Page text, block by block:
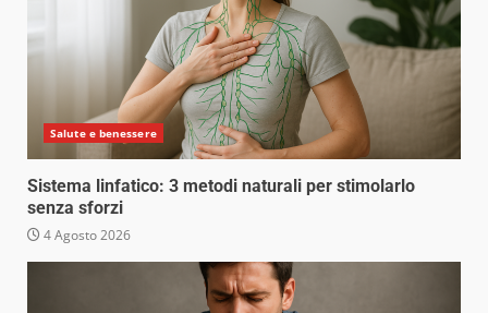
Salute e benessere
Sistema linfatico: 3 metodi naturali per stimolarlo
senza sforzi
4 Agosto 2026